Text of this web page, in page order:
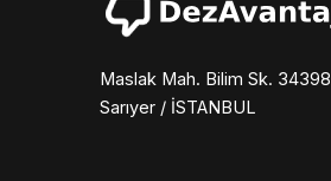
Maslak Mah. Bilim Sk. 34398
Sarıyer / İSTANBUL